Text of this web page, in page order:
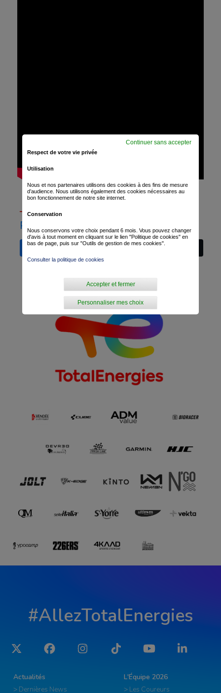
PARTAGER
Facebook LinkedIn Whatsapp
#AllezTotalEnergies
Twitter Facebook Instagram Tiktok YouTube LinkedIn
Actualités
> Dernières News
L'Équipe 2026
> Les Coureurs
Respect de votre vie privée
Utilisation
Nous et nos partenaires utilisons des cookies à des fins de mesure
d’audience. Nous utilisons également des cookies nécessaires au
bon fonctionnement de notre site internet.
Conservation
Nous conservons votre choix pendant 6 mois. Vous pouvez changer
d'avis à tout moment en cliquant sur le lien "Politique de cookies" en
bas de page, puis sur "Outils de gestion de mes cookies".
Consulter la politique de cookies
Personnaliser mes choix
Accepter et fermer
Continuer sans accepter